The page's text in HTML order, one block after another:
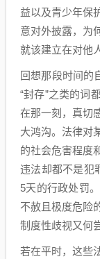
益以及青少年保
意对外披露，为
就该建立在对他
回想那段时间的
“封存”之类的词
在那一刻，真切
大鸿沟。法律对
的社会危害程度
违法却都不是犯
5天的行政处罚
不赦且极度危险
制度性歧视又何
若在平时，这些